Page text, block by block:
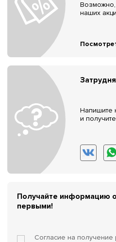
Возможно,
наших
Напишите
и
Получайте информацию
первыми!
Согласие на получение